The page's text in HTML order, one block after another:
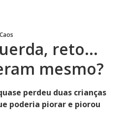
reto...
mesmo?
perdeu duas crianças
poderia piorar e piorou